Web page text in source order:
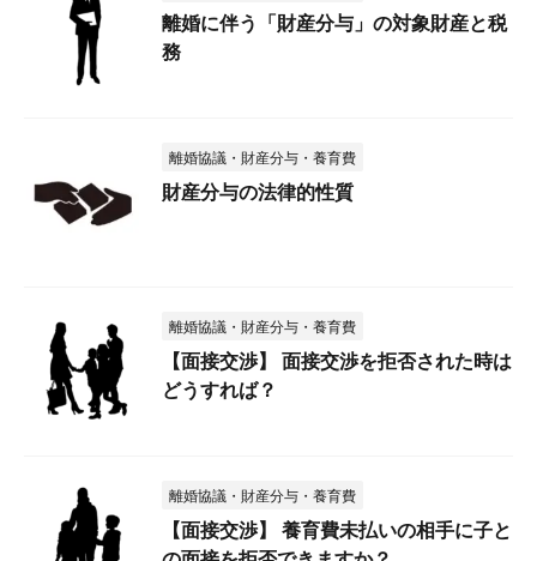
離婚に伴う「財産分与」の対象財産と税
務
離婚協議・財産分与・養育費
財産分与の法律的性質
離婚協議・財産分与・養育費
【面接交渉】 面接交渉を拒否された時は
どうすれば？
離婚協議・財産分与・養育費
【面接交渉】 養育費未払いの相手に子と